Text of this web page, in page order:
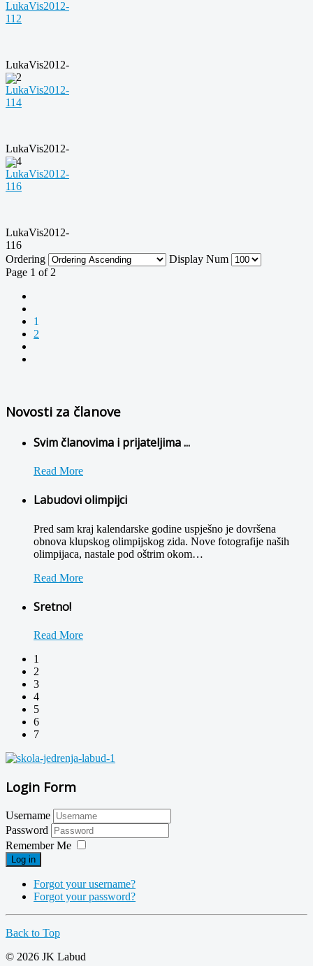
LukaVis2012-
112
LukaVis2012-
114
LukaVis2012-
116
Ordering
Display Num
Page 1 of 2
1
2
Novosti za članove
Svim članovima i prijateljima ...
Read More
Labudovi olimpijci
Pred sam kraj kalendarske godine uspješno je dovršena
obnova klupskog olimpijskog zida. Nove fotografije naših
olimpijaca, nastale pod oštrim okom…
Read More
Sretno!
Read More
1
2
3
4
5
6
7
Login Form
Username
Password
Remember Me
Log in
Forgot your username?
Forgot your password?
Back to Top
© 2026 JK Labud